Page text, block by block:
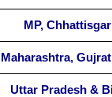
MP,
Maharashtra,
Uttar Pradesh &